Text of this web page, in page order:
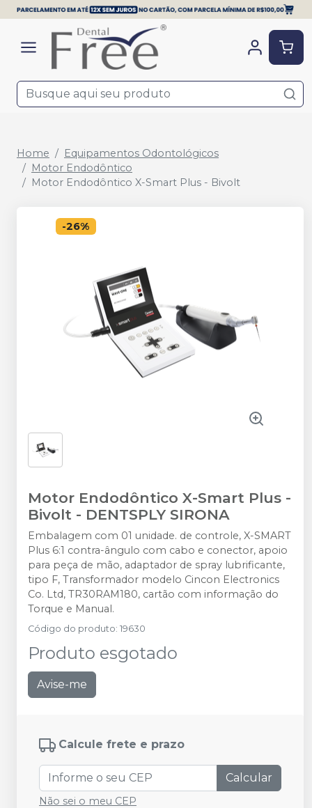
Home
Equipamentos Odontológicos
Motor Endodôntico
Motor Endodôntico X-Smart Plus - Bivolt
-26%
Motor Endodôntico X-Smart Plus -
Bivolt - DENTSPLY SIRONA
Embalagem com 01 unidade. de controle, X-SMART
Plus 6:1 contra-ângulo com cabo e conector, apoio
para peça de mão, adaptador de spray lubrificante,
tipo F, Transformador modelo Cincon Electronics
Co. Ltd, TR30RAM180, cartão com informação do
Torque e Manual.
Código do produto: 19630
Produto esgotado
Avise-me
Calcule frete e prazo
Calcular
Não sei o meu CEP